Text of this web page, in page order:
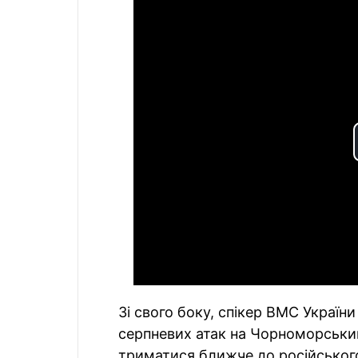
Зі свого боку, спікер ВМС
серпневих атак на